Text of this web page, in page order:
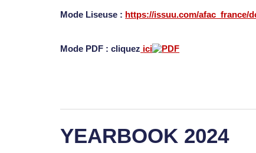
Mode Liseuse : https://issuu.com/afac_france/
Mode PDF : cliquez ici
YEARBOOK 2024